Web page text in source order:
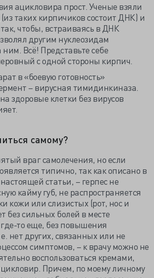
ацикловира прост. Ученые взяли
таких кирпичиков состоит ДНК) и
чтобы, встраиваясь в ДНК
другим нуклеозидам
ним. Всё! Представьте себе
с одной стороны кирпич.
в «боевую готовность»
– вирусная тимидинкиназа.
здоровые клетки без вирусов
самому?
враг самолечения, но если
типично, так как описано в
статьи, – герпес не
кайму губ, не распространяется
кожи или слизистых (рот, нос и
без сильных болей в месте
то еще, без повышения
нет других, связанных или не
симптомов, – к врачу можно не
воспользоваться кремами,
Причем, по моему личному